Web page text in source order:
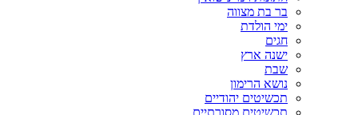
בר בת מצווה
ימי הולדת
חגים
ישנה ארץ
שבת
נושא הרימון
תכשיטים יהודיים
תכשיטים מסורתיים